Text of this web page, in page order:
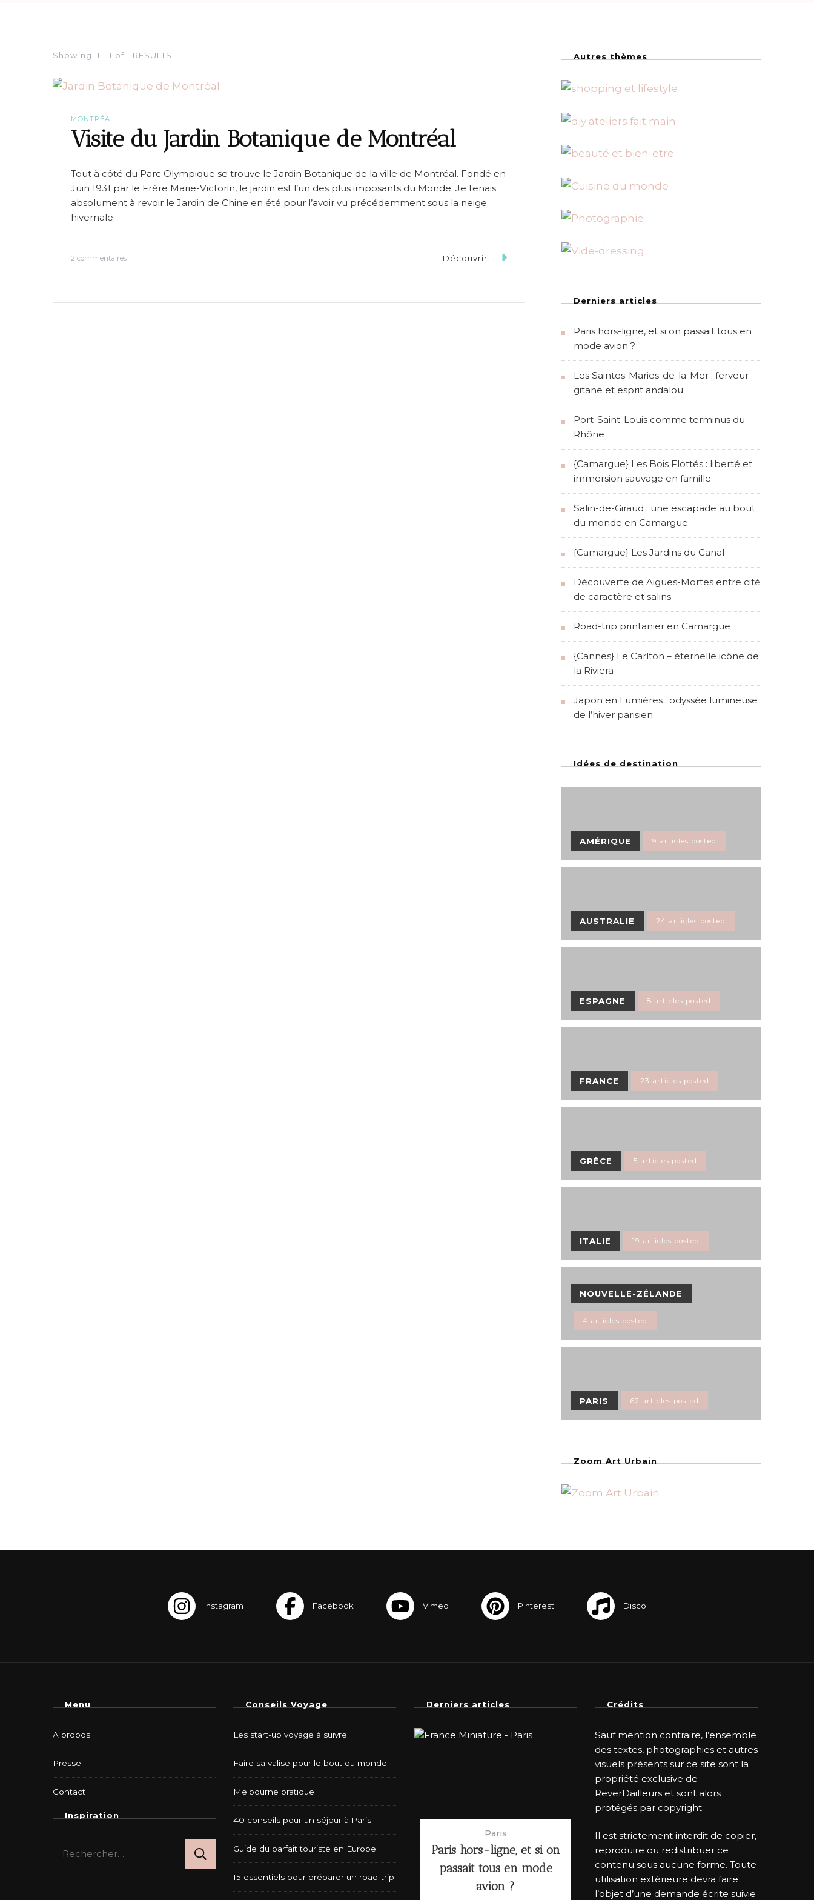
Showing: 1 - 1 of 1 RESULTS
MONTRÉAL
Visite du Jardin Botanique de Montréal
Tout à côté du Parc Olympique se trouve le Jardin Botanique de la ville de Montréal. Fondé en
Juin 1931 par le Frère Marie-Victorin, le jardin est l’un des plus imposants du Monde. Je tenais
absolument à revoir le Jardin de Chine en été pour l’avoir vu précédemment sous la neige
hivernale.
2 commentairess
i
Découvrir...
Autres thèmes
Derniers articles
Paris hors-ligne, et si on passait tous en
mode avion ?
Les Saintes-Maries-de-la-Mer : ferveur
gitane et esprit andalou
Port-Saint-Louis comme terminus du
Rhône
{Camargue} Les Bois Flottés : liberté et
immersion sauvage en famille
Salin-de-Giraud : une escapade au bout
du monde en Camargue
{Camargue} Les Jardins du Canal
Découverte de Aigues-Mortes entre cité
de caractère et salins
Road-trip printanier en Camargue
{Cannes} Le Carlton – éternelle icône de
la Riviera
Japon en Lumières : odyssée lumineuse
de l’hiver parisien
Idées de destination
AMÉRIQUE 9 articles posted
AUSTRALIE 24 articles posted
ESPAGNE 8 articles posted
FRANCE 23 articles posted
GRÈCE 5 articles posted
ITALIE 19 articles posted
NOUVELLE-ZÉLANDE
4 articles posted
PARIS 62 articles posted
Zoom Art Urbain
Menu
A propos
Presse
Contact
Inspiration
Conseils Voyage
Les start-up voyage à suivre
Faire sa valise pour le bout du monde
Melbourne pratique
40 conseils pour un séjour à Paris
Guide du parfait touriste en Europe
15 essentiels pour préparer un road-trip
Derniers articles
Paris
Paris hors-ligne, et si on
passait tous en mode
avion ?
Crédits
Sauf mention contraire, l’ensemble
des textes, photographies et autres
visuels présents sur ce site sont la
propriété exclusive de
ReverDailleurs et sont alors
protégés par copyright.
Il est strictement interdit de copier,
reproduire ou redistribuer ce
contenu sous aucune forme. Toute
utilisation extérieure devra faire
l’objet d’une demande écrite suivie